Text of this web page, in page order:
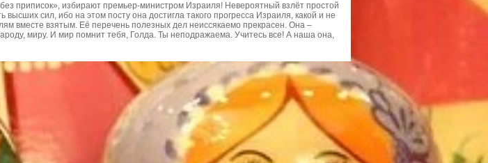
приписок», избирают премьер-министром Израиля! Невероятный взлёт простой
сил, ибо на этом посту она достигла такого прогресса Израиля, какой и не
вместе взятым. Её перечень полезных дел неиссякаемо прекрасен. Она –
миру. И мир помнит тебя, Голда. Ты неподражаема. Учитесь все! А наша она,